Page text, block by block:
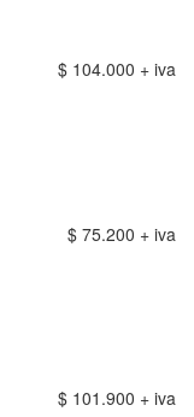
$ 104.000 + iva
$ 75.200 + iva
$ 101.900 + iva